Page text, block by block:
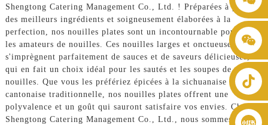
+86 8619946512999
Shengtong Catering Management Co., Ltd. ! Préparées à partir
des meilleurs ingrédients et soigneusement élaborées à la
perfection, nos nouilles plates sont un incontournable pour tous
les amateurs de nouilles. Ces nouilles larges et onctueuses
s'imprègnent parfaitement de sauces et de saveurs délicieuses, ce
qui en fait un choix idéal pour les sautés et les soupes de
nouilles. Que vous les préfériez épicées à la sichuanaise ou
cantonaise traditionnelle, nos nouilles plates offrent une
polyvalence et un goût qui sauront satisfaire vos envies. Chez
Shengtong Catering Management Co., Ltd., nous sommes fiers